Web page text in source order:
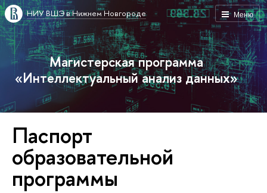
Меню
НИУ ВШЭ в Нижнем Новгороде
Магистерская программа
«Интеллектуальный анализ данных»
Паспорт
образовательной
программы